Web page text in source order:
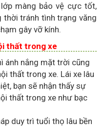
màng bảo vệ cực tốt,
thời tránh tình trạng văng
gây vỡ kính.
thất trong xe
ánh nắng mặt trời cũng
thất trong xe. Lái xe lâu
bạn sẽ nhận thấy sự
thất trong xe như bạc
duy trì tuổi thọ lâu bền